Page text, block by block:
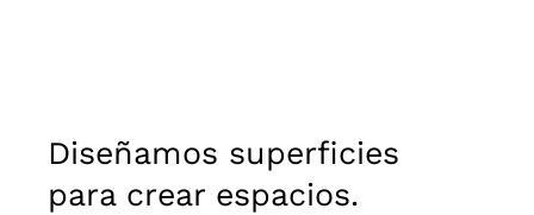
Diseñamos superficies
para crear espacios.